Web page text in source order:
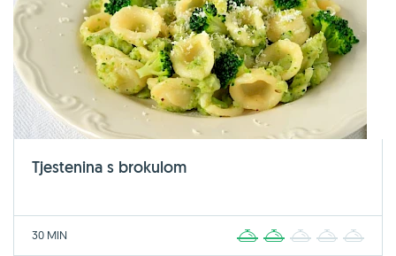
Tjestenina s brokulom
30 MIN 2 3 4